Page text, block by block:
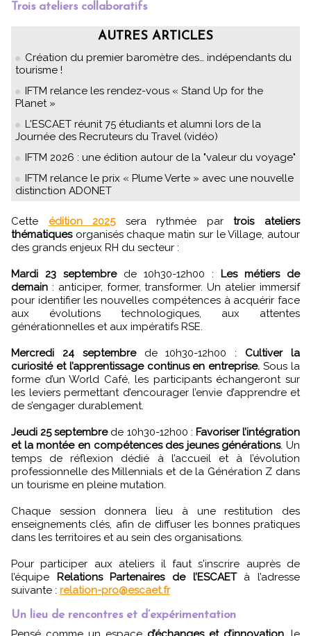
Trois ateliers collaboratifs
AUTRES ARTICLES
Création du premier baromètre des… indépendants du
tourisme !
IFTM relance les rendez-vous « Stand Up for the
Planet »
L'ESCAET réunit 75 étudiants et alumni lors de la
Journée des Recruteurs du Travel (vidéo)
IFTM 2026 : une édition autour de la "valeur du voyage"
IFTM relance le prix « Plume Verte » avec une nouvelle
distinction ADONET
Cette édition 2025sera rythmée partrois ateliers
thématiquesorganisés chaque matin sur le Village, autour
des grands enjeux RH du secteur :
Mardi 23 septembrede 10h30-12h00 : Les métiers de
demain : anticiper, former, transformer. Un atelier immersif
pour identifier les nouvelles compétences à acquérir face
aux évolutions technologiques, aux attentes
générationnelles et aux impératifs RSE.
Mercredi 24 septembrede 10h30-12h00 : Cultiver la
curiosité et l’apprentissage continus en entreprise. Sous la
forme d’un World Café, les participants échangeront sur
les leviers permettant d’encourager l’envie d’apprendre et
de s’engager durablement.
Jeudi 25 septembrede 10h30-12h00 : Favoriser l’intégration
et la montée en compétences des jeunes générations. Un
temps de réflexion dédié à l’accueil et à l’évolution
professionnelle des Millennials et de la Génération Z dans
un tourisme en pleine mutation.
Chaque session donnera lieu à une restitution des
enseignements clés, afin de diffuser les bonnes pratiques
dans les territoires et au sein des organisations.
Pour participer aux ateliers il faut s'inscrire auprès de
l’équipe Relations Partenaires de l’ESCAETà l’adresse
suivante : relation-pro@escaet.fr
Un lieu de rencontres et d’expérimentation